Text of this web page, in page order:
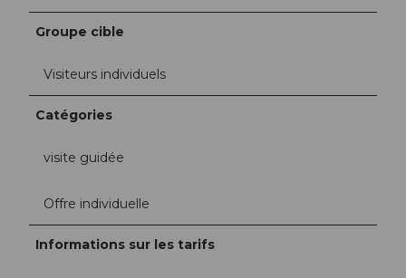
Groupe cible
Visiteurs individuels
Catégories
visite guidée
Offre individuelle
Informations sur les tarifs